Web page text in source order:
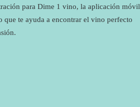
para Dime 1 vino, la aplicación móvil
que te ayuda a encontrar el vino perfecto